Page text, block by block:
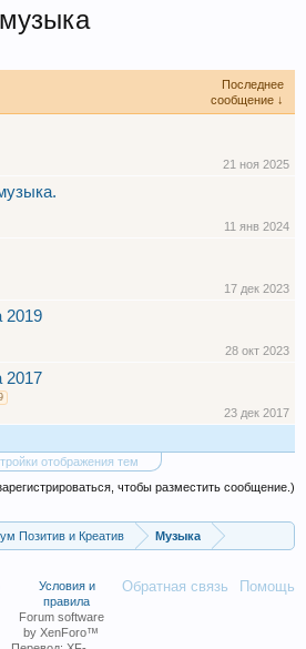
Последнее
сообщение ↓
21 ноя 2025
11 янв 2024
17 дек 2023
2019
28 окт 2023
2017
23 дек 2017
отображения тем
чтобы разместить сообщение.)
Позитив и Креатив Музыка
Обратная связь Помощь
Условия и
правила
Forum software
by XenForo™